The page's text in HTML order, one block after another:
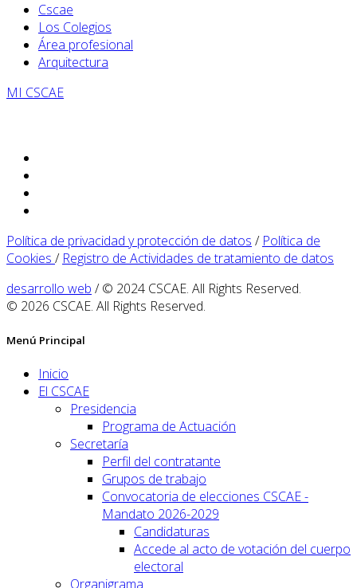
Cscae
Los Colegios
Área profesional
Arquitectura
MI CSCAE
Política de privacidad y protección de datos / Política de
Cookies / Registro de Actividades de tratamiento de datos
desarrollo web / © 2024 CSCAE. All Rights Reserved.
© 2026 CSCAE. All Rights Reserved.
Menú Principal
Inicio
El CSCAE
Presidencia
Programa de Actuación
Secretaría
Perfil del contratante
Grupos de trabajo
Convocatoria de elecciones CSCAE -
Mandato 2026-2029
Candidaturas
Accede al acto de votación del cuerpo
electoral
Organigrama